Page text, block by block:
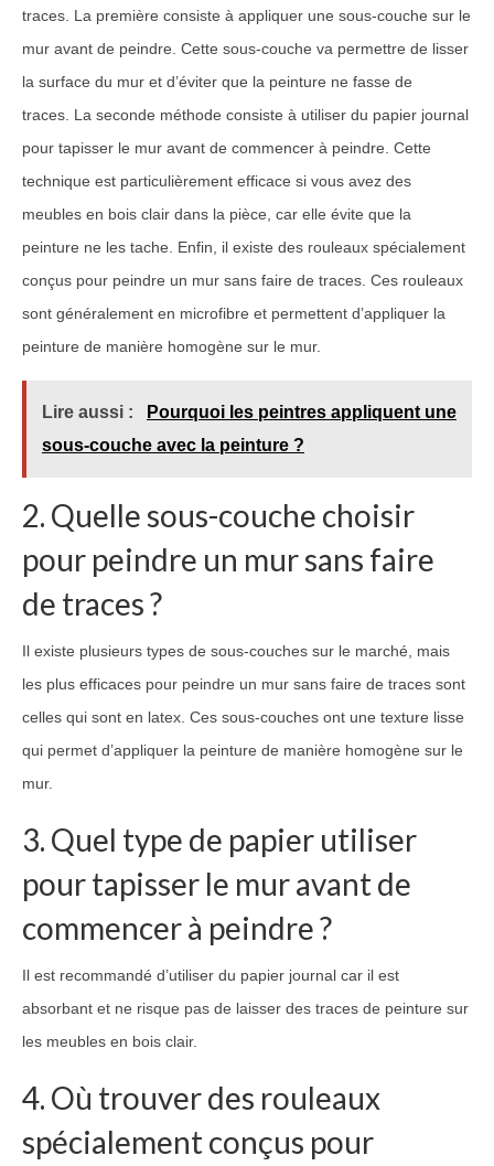
traces. La première consiste à appliquer une sous-couche sur le
mur avant de peindre. Cette sous-couche va permettre de lisser
la surface du mur et d’éviter que la peinture ne fasse de
traces. La seconde méthode consiste à utiliser du papier journal
pour tapisser le mur avant de commencer à peindre. Cette
technique est particulièrement efficace si vous avez des
meubles en bois clair dans la pièce, car elle évite que la
peinture ne les tache. Enfin, il existe des rouleaux spécialement
conçus pour peindre un mur sans faire de traces. Ces rouleaux
sont généralement en microfibre et permettent d’appliquer la
peinture de manière homogène sur le mur.
Lire aussi :
Pourquoi les peintres appliquent une
sous-couche avec la peinture ?
2. Quelle sous-couche choisir
pour peindre un mur sans faire
de traces ?
Il existe plusieurs types de sous-couches sur le marché, mais
les plus efficaces pour peindre un mur sans faire de traces sont
celles qui sont en latex. Ces sous-couches ont une texture lisse
qui permet d’appliquer la peinture de manière homogène sur le
mur.
3. Quel type de papier utiliser
pour tapisser le mur avant de
commencer à peindre ?
Il est recommandé d’utiliser du papier journal car il est
absorbant et ne risque pas de laisser des traces de peinture sur
les meubles en bois clair.
4. Où trouver des rouleaux
spécialement conçus pour